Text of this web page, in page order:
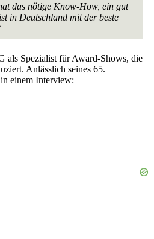
das nötige Know-How, ein gut
in Deutschland mit der beste
als Spezialist für Award-Shows, die
Anlässlich seines 65.
einem Interview: